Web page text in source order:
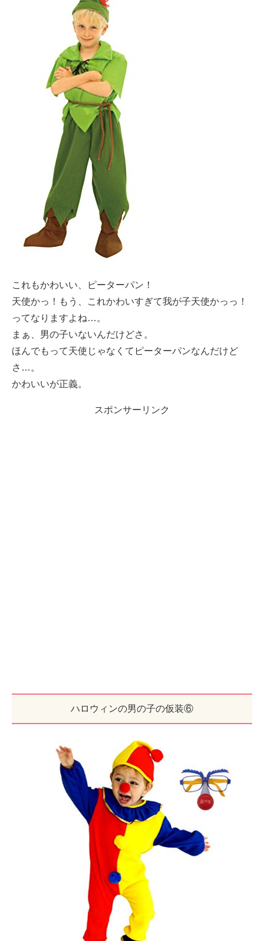
これもかわいい、ピーターパン！
天使かっ！もう、これかわいすぎて我が子天使かっっ！
ってなりますよね…。
まぁ、男の子いないんだけどさ。
ほんでもって天使じゃなくてピーターパンなんだけど
さ…。
かわいいが正義。
スポンサーリンク
ハロウィンの男の子の仮装⑥